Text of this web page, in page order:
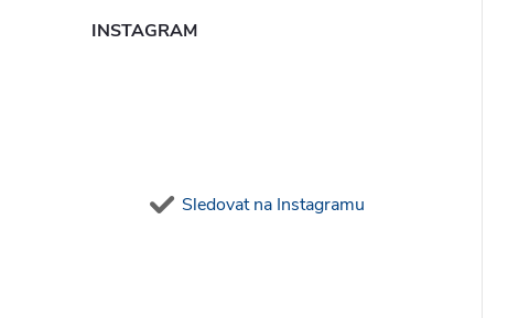
INSTAGRAM
Sledovat na Instagramu